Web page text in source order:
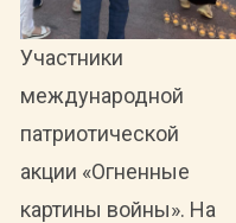
Участники
международной
патриотической
акции «Огненные
картины войны». На